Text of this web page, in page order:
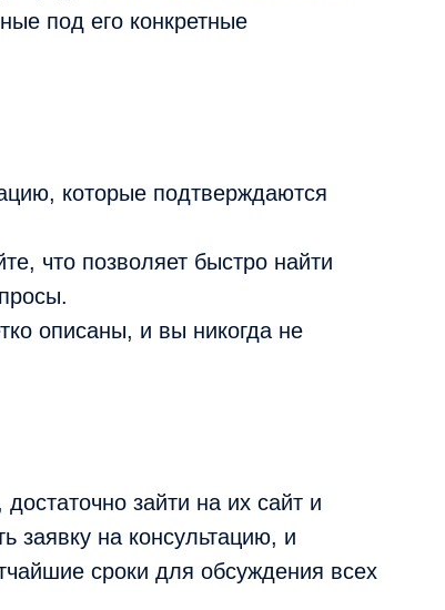
под его конкретные
которые подтверждаются
что позволяет быстро найти
описаны, и вы никогда не
зайти на их сайт и
заявку на консультацию, и
сроки для обсуждения всех